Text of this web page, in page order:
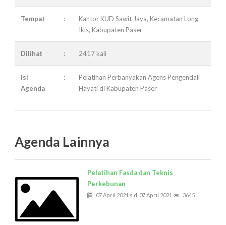
Tempat :
Kantor KUD Sawit Jaya, Kecamatan Long
Ikis, Kabupaten Paser
Dilihat : 2417 kali
Isi
Agenda
:
Pelatihan Perbanyakan Agens Pengendali
Hayati di Kabupaten Paser
Agenda Lainnya
Pelatihan Fasda dan Teknis
Perkebunan
07 April 2021 s.d. 07 April 2021 3645